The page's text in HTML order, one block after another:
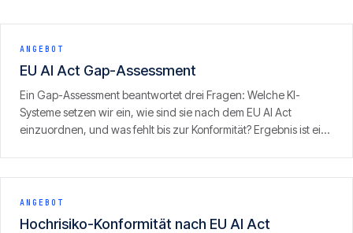
ANGEBOT
EU AI Act Gap-Assessment
Ein Gap-Assessment beantwortet drei Fragen: Welche KI-
Systeme setzen wir ein, wie sind sie nach dem EU AI Act
einzuordnen, und was fehlt bis zur Konformität? Ergebnis ist ein
ANGEBOT
Hochrisiko-Konformität nach EU AI Act